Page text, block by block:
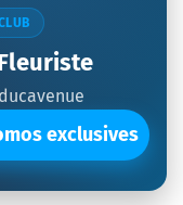
exclusives